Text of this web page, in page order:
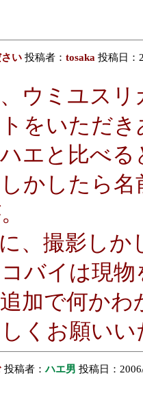
い投稿者： tosaka 投稿日：
ウミユスリ
をいただき
エと比べ
かしたら
、撮影しか
バイは現
加で何かわ
くお願い
投稿者：ハエ男 投稿日：